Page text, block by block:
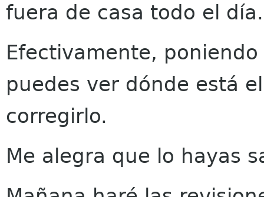
fuera de casa todo el día.
Efectivamente,
puedes ver dónde está
corregirlo.
Me alegra que lo hayas